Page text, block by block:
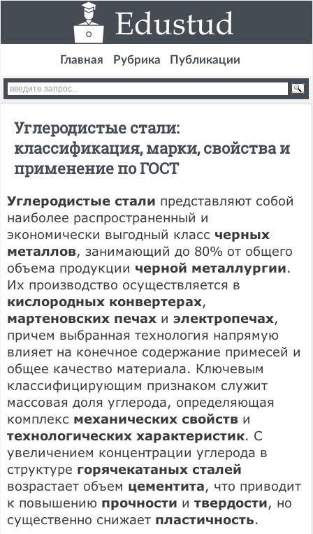
Главная Рубрика Публикации
Углеродистые стали:
классификация, марки, свойства и
применение по ГОСТ
Углеродистые стали представляют собой
наиболее распространенный и
экономически выгодный класс черных
металлов, занимающий до 80% от общего
объема продукции черной металлургии.
Их производство осуществляется в
кислородных конвертерах,
мартеновских печах и электропечах,
причем выбранная технология напрямую
влияет на конечное содержание примесей и
общее качество материала. Ключевым
классифицирующим признаком служит
массовая доля углерода, определяющая
комплекс механических свойств и
технологических характеристик. С
увеличением концентрации углерода в
структуре горячекатаных сталей
возрастает объем цементита, что приводит
к повышению прочности и твердости, но
существенно снижает пластичность.